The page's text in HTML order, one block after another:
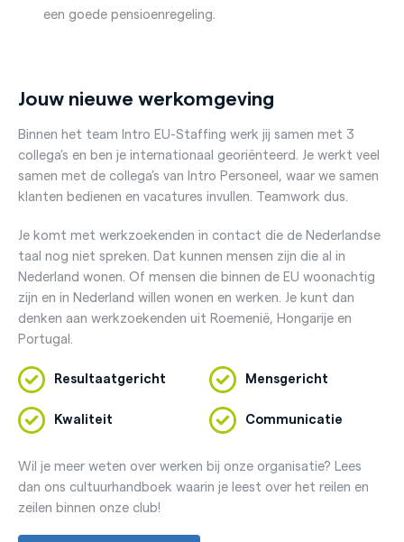
een goede pensioenregeling.
Jouw nieuwe werkomgeving
Binnen het team Intro EU-Staffing werk jij samen met 3
collega’s en ben je internationaal georiënteerd. Je werkt veel
samen met de collega’s van Intro Personeel, waar we samen
klanten bedienen en vacatures invullen. Teamwork dus.
Je komt met werkzoekenden in contact die de Nederlandse
taal nog niet spreken. Dat kunnen mensen zijn die al in
Nederland wonen. Of mensen die binnen de EU woonachtig
zijn en in Nederland willen wonen en werken. Je kunt dan
denken aan werkzoekenden uit Roemenië, Hongarije en
Portugal.
Resultaatgericht Mensgericht
Kwaliteit Communicatie
Wil je meer weten over werken bij onze organisatie? Lees
dan ons cultuurhandboek waarin je leest over het reilen en
zeilen binnen onze club!